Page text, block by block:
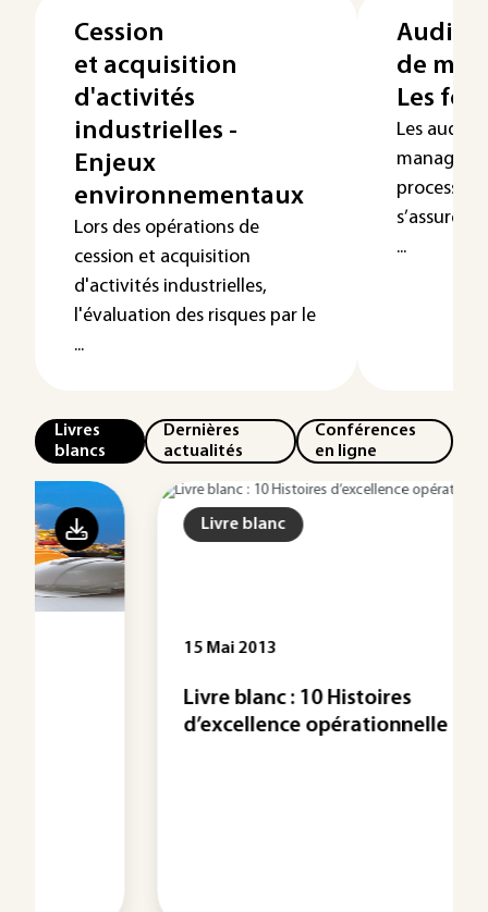
Cession
et acquisition
d'activités
industrielles -
Enjeux
environnementaux
Lors des opérations de
cession et acquisition
d'activités industrielles,
l'évaluation des risques par le
...
Audits
de
Les
Les audits
s’assurer
...
Livres
blancs
Dernières
actualités
Conférences
en ligne
Livre blanc
Livre blanc : 10 Histoires
d’excellence opérationnelle